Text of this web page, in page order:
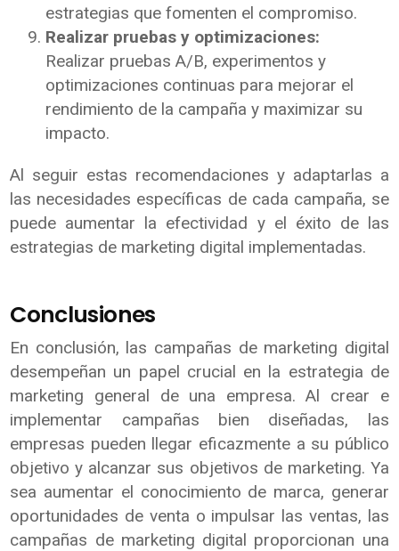
estrategias que fomenten el compromiso.
Realizar pruebas y optimizaciones:
Realizar pruebas A/B, experimentos y
optimizaciones continuas para mejorar el
rendimiento de la campaña y maximizar su
impacto.
Al seguir estas recomendaciones y adaptarlas a
las necesidades específicas de cada campaña, se
puede aumentar la efectividad y el éxito de las
estrategias de marketing digital implementadas.
Conclusiones
En conclusión, las campañas de marketing digital
desempeñan un papel crucial en la estrategia de
marketing general de una empresa. Al crear e
implementar campañas bien diseñadas, las
empresas pueden llegar eficazmente a su público
objetivo y alcanzar sus objetivos de marketing. Ya
sea aumentar el conocimiento de marca, generar
oportunidades de venta o impulsar las ventas, las
campañas de marketing digital proporcionan una